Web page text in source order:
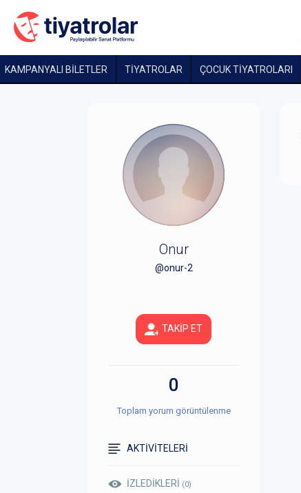
KAMPANYALI BİLETLER TİYATROLAR ÇOCUK TIYATROLARI
Onur
@onur-2
TAKİP ET
0
Toplam yorum görüntülenme
AKTİVİTELERİ
İZLEDİKLERİ (0)